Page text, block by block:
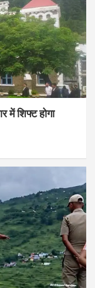
में शिफ्ट होगा